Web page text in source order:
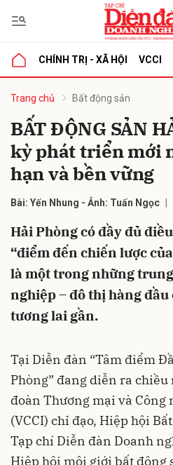
CHÍNH TRỊ - XÃ HỘI VCCI
Trang chủ Bất động sản
BẤT ĐỘNG SẢN
kỳ phát triển mới
hạn và bền vững
Bài: Yến Nhung - Ảnh: Tuấn Ngọc
Hải Phòng có đầy đủ
“điểm đến chiến lược
là một trong những
nghiệp – đô thị hàng
tương lai gần.
Tại Diễn đàn “Tâm điểm
Phòng” đang diễn ra
đoàn Thương mại và Công
(VCCI) chỉ đạo, Hiệp hội
Tạp chí Diễn đàn Doanh
Hiệp hội môi giới bất động
luận